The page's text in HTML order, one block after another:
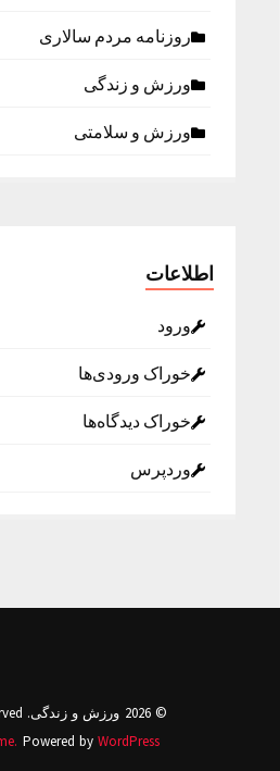
روزنامه مردم سالاری
ورزش و زندگی
ورزش و سلامتی
اطلاعات
ورود
خوراک ورودی‌ها
خوراک دیدگاه‌ها
وردپرس
© 2026 ورزش و زندگی. All Rights Reserved.
Powered byWordPress.